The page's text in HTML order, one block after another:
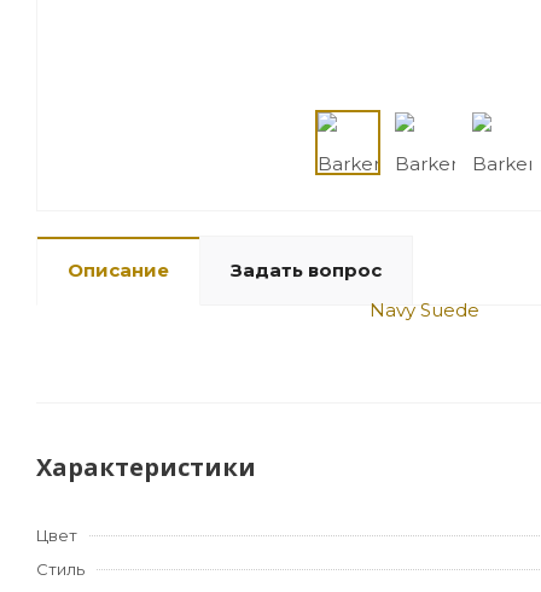
Описание Задать вопрос
Характеристики
Цвет
Стиль